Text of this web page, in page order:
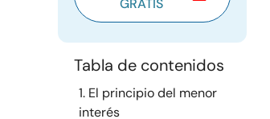
GRATIS
Tabla de contenidos
1. El principio del menor
interés